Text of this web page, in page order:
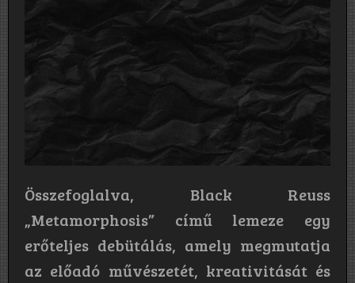
Összefoglalva, Black Reuss
„Metamorphosis” című lemeze egy
erőteljes debütálás, amely megmutatja
az előadó művészetét, kreativitását és